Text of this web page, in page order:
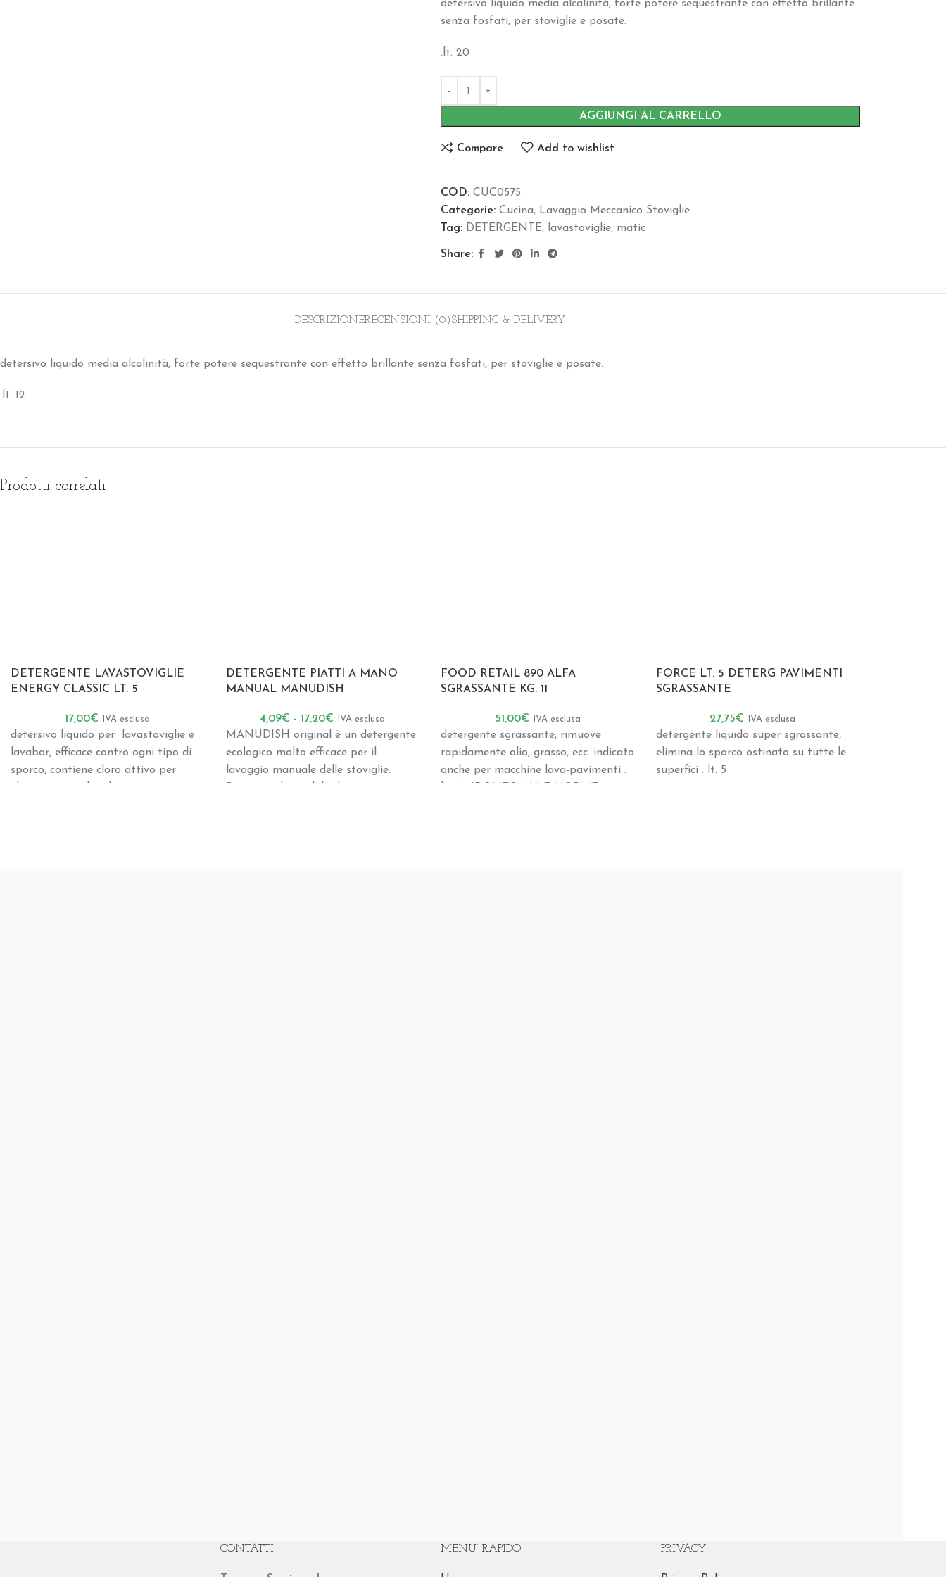
detersivo liquido media alcalinità, forte potere sequestrante con effetto brillante
senza fosfati, per stoviglie e posate.
.lt. 20
AGGIUNGI AL CARRELLO
Compare Add to wishlist
COD: CUC0575
Categorie: Cucina, Lavaggio Meccanico Stoviglie
Tag: DETERGENTE, lavastoviglie, matic
Share:
DESCRIZIONERECENSIONI (0)SHIPPING & DELIVERY
detersivo liquido media alcalinità, forte potere sequestrante con effetto brillante senza fosfati, per stoviglie e posate.
.lt. 12
Prodotti correlati
DETERGENTE LAVASTOVIGLIE
ENERGY CLASSIC LT. 5
17,00€ IVA esclusa
detersivo liquido per lavastoviglie e
lavabar, efficace contro ogni tipo di
sporco, contiene cloro attivo per
DETERGENTE PIATTI A MANO
MANUAL MANUDISH
4,09€ - 17,20€ IVA esclusa
MANUDISH original è un detergente
ecologico molto efficace per il
lavaggio manuale delle stoviglie.
FOOD RETAIL 890 ALFA
SGRASSANTE KG. 11
51,00€ IVA esclusa
detergente sgrassante, rimuove
rapidamente olio, grasso, ecc. indicato
anche per macchine lava-pavimenti .
FORCE LT. 5 DETERG PAVIMENTI
SGRASSANTE
27,75€ IVA esclusa
detergente liquido super sgrassante,
elimina lo sporco ostinato su tutte le
superfici . lt. 5
CONTATTI MENU’ RAPIDO PRIVACY